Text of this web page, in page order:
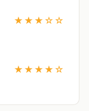
★★★☆☆
★★★★☆